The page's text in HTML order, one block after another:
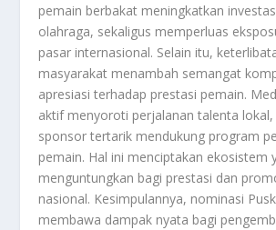
pemain berbakat meningkatkan
olahraga, sekaligus memperluas
pasar internasional. Selain itu,
masyarakat menambah semangat
apresiasi terhadap prestasi pemain.
aktif menyoroti perjalanan talenta
sponsor tertarik mendukung program
pemain. Hal ini menciptakan ekosistem
menguntungkan bagi prestasi dan
nasional. Kesimpulannya, nominasi
membawa dampak nyata bagi